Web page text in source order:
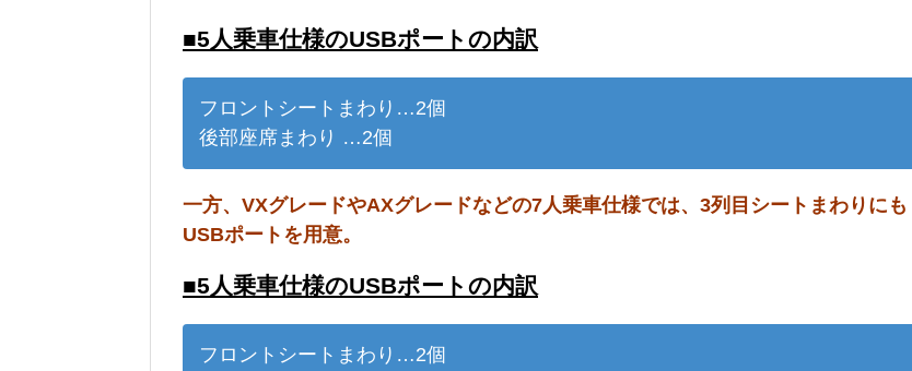
■5人乗車仕様のUSBポートの内訳
フロントシートまわり…2個
後部座席まわり …2個
一方、VXグレードやAXグレードなどの7人乗車仕様では、3列目シートまわりにも
USBポートを用意。
■5人乗車仕様のUSBポートの内訳
フロントシートまわり…2個